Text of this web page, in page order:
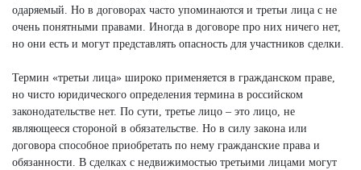
одаряемый. Но в договорах часто упоминаются и третьи лица с не
очень понятными правами. Иногда в договоре про них ничего нет,
но они есть и могут представлять опасность для участников сделки.
Термин «третьи лица» широко применяется в гражданском праве,
но чисто юридического определения термина в российском
законодательстве нет. По сути, третье лицо – это лицо, не
являющееся стороной в обязательстве. Но в силу закона или
договора способное приобретать по нему гражданские права и
обязанности. В сделках с недвижимостью третьими лицами могут